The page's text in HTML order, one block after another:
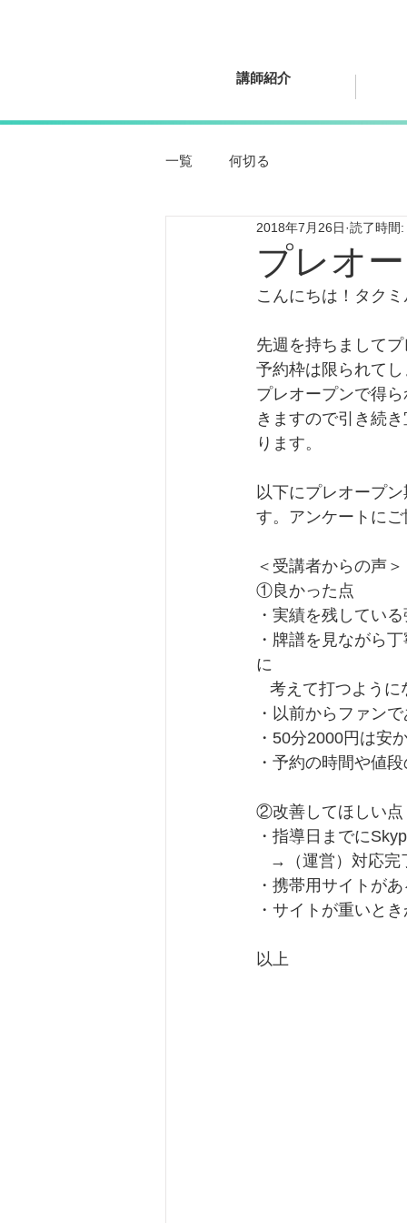
講師紹介
一覧 何切る
プレオ
2018年7月26日 読了時間
こんにちは！タク
先週を持ちまして
予約枠は限られて
プレオープンで得
きますので引き続
ります。
以下にプレオープ
す。アンケートに
＜受講者からの声＞
①良かった点
・実績を残してい
・牌譜を見ながら
に
考えて打つよう
・以前からファン
・50分2000円は安
・予約の時間や値
②改善してほしい点
・指導日までに
→（運営）対応
・携帯用サイトが
・サイトが重いと
以上